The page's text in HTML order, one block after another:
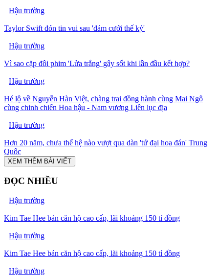
Hậu trường
Taylor Swift đón tin vui sau 'đám cưới thế kỷ'
Hậu trường
Vì sao cặp đôi phim 'Lửa trắng' gây sốt khi lần đầu kết hợp?
Hậu trường
Hé lộ về Nguyễn Hàn Việt, chàng trai đồng hành cùng Mai Ngô
cùng chinh chiến Hoa hậu - Nam vương Liên lục địa
Hậu trường
Hơn 20 năm, chưa thế hệ nào vượt qua dàn 'tứ đại hoa đán' Trung
Quốc
XEM THÊM BÀI VIẾT
ĐỌC NHIỀU
Hậu trường
Kim Tae Hee bán căn hộ cao cấp, lãi khoảng 150 tỉ đồng
Hậu trường
Kim Tae Hee bán căn hộ cao cấp, lãi khoảng 150 tỉ đồng
Hậu trường